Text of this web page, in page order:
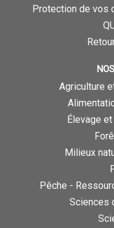
Protection de vos
Agriculture
Élevage
Milieux
Pêche -
Sciences